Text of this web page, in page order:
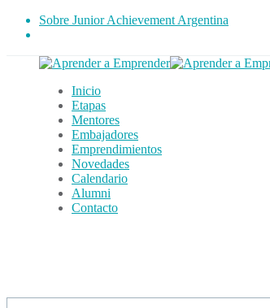
Sobre Junior Achievement Argentina
Inicio
Etapas
Mentores
Embajadores
Emprendimientos
Novedades
Calendario
Alumni
Contacto